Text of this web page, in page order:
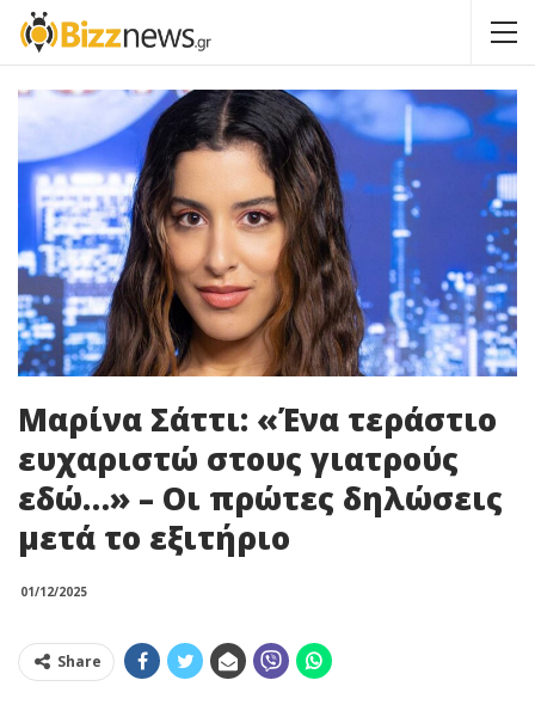
Μαρίνα Σάττι: «Ένα τεράστιο
ευχαριστώ στους γιατρούς
εδώ…» – Οι πρώτες δηλώσεις
μετά το εξιτήριο
01/12/2025
Share